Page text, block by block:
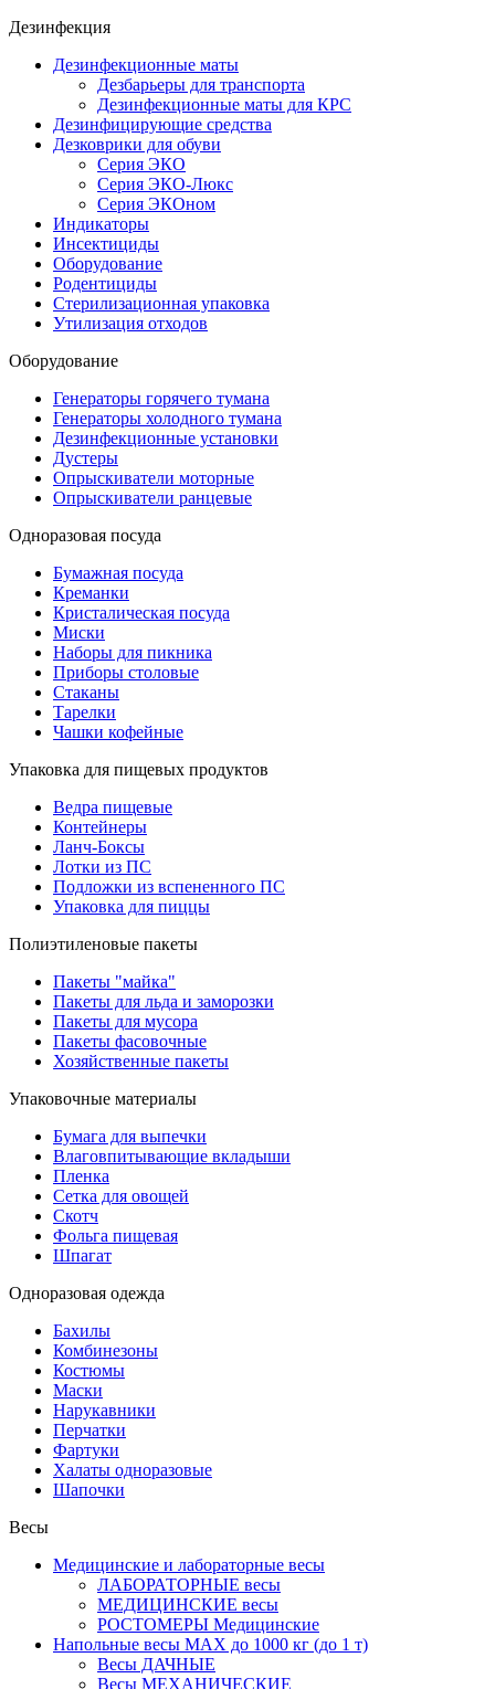
Дезинфекция
Дезинфекционные маты
Дезбарьеры для транспорта
Дезинфекционные маты для КРС
Дезинфицирующие средства
Дезковрики для обуви
Серия ЭКО
Серия ЭКО-Люкс
Серия ЭКОном
Индикаторы
Инсектициды
Оборудование
Родентициды
Стерилизационная упаковка
Утилизация отходов
Оборудование
Генераторы горячего тумана
Генераторы холодного тумана
Дезинфекционные установки
Дустеры
Опрыскиватели моторные
Опрыскиватели ранцевые
Одноразовая посуда
Бумажная посуда
Креманки
Кристалическая посуда
Миски
Наборы для пикника
Приборы столовые
Стаканы
Тарелки
Чашки кофейные
Упаковка для пищевых продуктов
Ведра пищевые
Контейнеры
Ланч-Боксы
Лотки из ПС
Подложки из вспененного ПС
Упаковка для пиццы
Полиэтиленовые пакеты
Пакеты "майка"
Пакеты для льда и заморозки
Пакеты для мусора
Пакеты фасовочные
Хозяйственные пакеты
Упаковочные материалы
Бумага для выпечки
Влаговпитывающие вкладыши
Пленка
Сетка для овощей
Скотч
Фольга пищевая
Шпагат
Одноразовая одежда
Бахилы
Комбинезоны
Костюмы
Маски
Нарукавники
Перчатки
Фартуки
Халаты одноразовые
Шапочки
Весы
Медицинские и лабораторные весы
ЛАБОРАТОРНЫЕ весы
МЕДИЦИНСКИЕ весы
РОСТОМЕРЫ Медицинские
Напольные весы MAX до 1000 кг (до 1 т)
Весы ДАЧНЫЕ
Весы МЕХАНИЧЕСКИЕ